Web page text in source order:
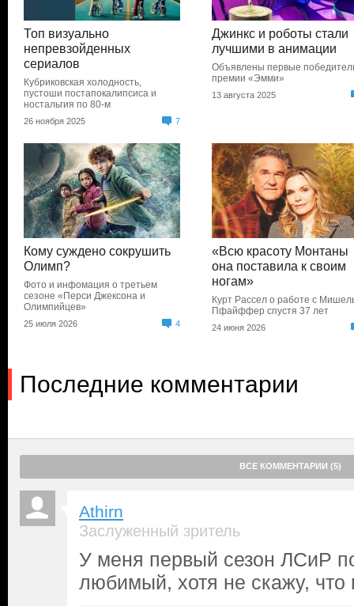
Топ визуально
непревзойденных
сериалов
Кубриковская холодность,
пустоши постапокалипсиса и
ностальгия по 80-м
26 ноября 2025 7
Джинкс и роботы стали
лучшими в анимации
Объявлены первые
премии «Эмми»
13 августа 2025
Кому суждено сокрушить
Олимп?
Фото и инфомация о третьем
сезоне «Перси Джексона и
Олимпийцев»
25 июля 2026 4
«Всю красоту Монтаны
она поставила к своим
ногам»
Курт Рассел о работе с
Пфайффер спустя 37 лет
24 июня 2026
Последние комментарии
ВСЕ КОММЕНТАРИИ (5)
Athirn
Заслуженный зритель
У меня первый сезон ЛСиР
любимый, хотя не скажу,